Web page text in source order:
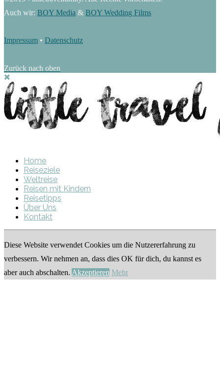
Auch wir: BOY Media & BOY Wedding Films
Impressum • Datenschutz
Zurück nach oben
Home
Reiseziele
Weltreise
Reisen mit Kindern
Reisetipps
Über Uns
Kontakt
Diese Website verwendet Cookies um die Nutzererfahrung zu
verbessern. Wir nehmen an, dass dies OK für dich, du kannst es
aber auch abschalten. Akzeptieren Mehr